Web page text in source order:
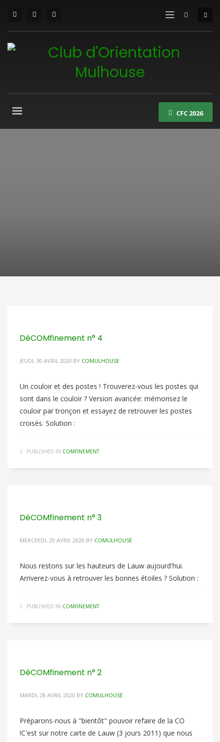
CFC 2026
DéCOMfinement n° 4
JEUDI, 30 AVRIL 2020 BY COMULHOUSE
Un couloir et des postes ! Trouverez-vous les postes qui
sont dans le couloir ? Version avancée: mémorisez le
couloir par tronçon et essayez de retrouver les postes
croisés. Solution :
PUBLISHED IN COMFINEMENT
DéCOMfinement n° 3
MERCREDI, 29 AVRIL 2020 BY COMULHOUSE
Nous restons sur les hauteurs de Lauw aujourd'hui.
Arriverez-vous à retrouver les bonnes étoiles ? Solution :
PUBLISHED IN COMFINEMENT
DéCOMfinement n° 2
MARDI, 28 AVRIL 2020 BY COMULHOUSE
Préparons-nous à "bientôt" pouvoir refaire de la CO
!C'est sur notre carte de Lauw (3 jours 2011) que nous